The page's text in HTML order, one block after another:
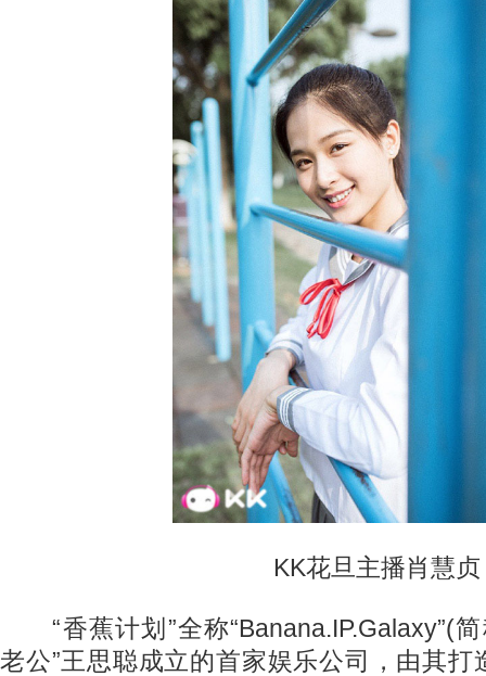
KK花旦主播肖慧贞
“香蕉计划”全称“Banana.IP.Galaxy”(简
老公”王思聪成立的首家娱乐公司，由其打